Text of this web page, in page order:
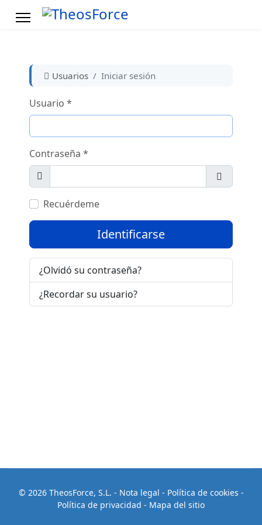
Usuarios Iniciar sesión
Usuario *
Contraseña *
Mostrar
Mostrar
Recuérdeme
Identificarse
¿Olvidó su contraseña?
¿Recordar su usuario?
© 2026 TheosForce, S.L. - Nota legal - Política de cookies -
Política de privacidad - Mapa del sitio